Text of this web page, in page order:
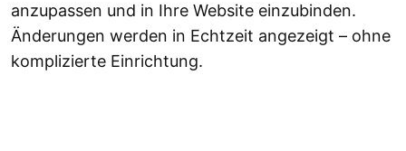
anzupassen und in Ihre Website einzubinden.
Änderungen werden in Echtzeit angezeigt – ohne
komplizierte Einrichtung.